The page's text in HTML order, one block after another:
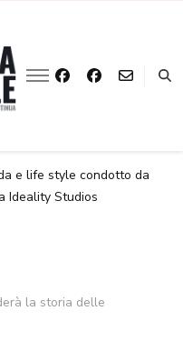
La moda a portata
e life style condotto da
Ideality Studios
la storia delle